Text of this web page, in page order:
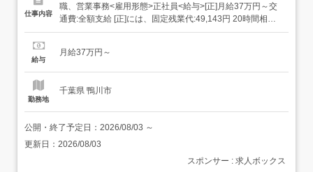
仕事内容
職、営業事務<雇用形態>正社員<給与>[正]月給37万円～交
通費:全額支給 [正]には、固定残業代:49,143円 20時間相当
分が含まれます。 上記を超えて残業をした場合は、別途残
円月給額に下記の一律手当含むエリア職種手当/1万2,000円
給与
月給37万円～
勤務地
千葉県 鴨川市
公開・終了予定日： 2026/08/03 ～
更新日： 2026/08/03
スポンサー : 求人ボックス